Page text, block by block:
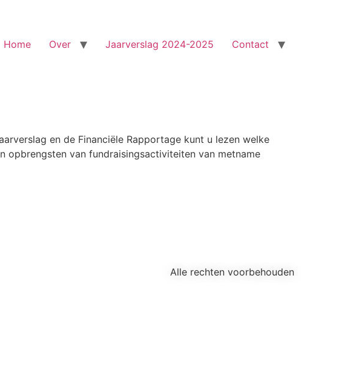
Home Over Jaarverslag 2024-2025 Contact
en de Financiële Rapportage kunt u lezen welke
opbrengsten van fundraisingsactiviteiten van metname
Alle rechten voorbehouden